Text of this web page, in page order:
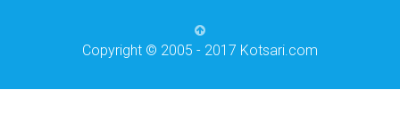
Copyright © 2005 - 2017 Kotsari.com